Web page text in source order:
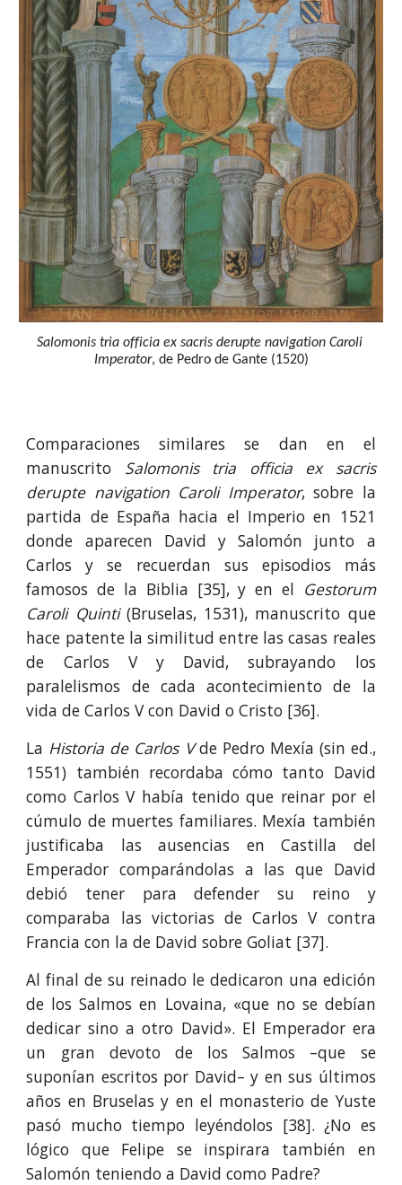
Salomonis tria officia ex sacris derupte navigation Caroli
Imperator, de Pedro de Gante (1520)
Comparaciones similares se dan en el
manuscrito Salomonis tria officia ex sacris
derupte navigation Caroli Imperator, sobre la
partida de España hacia el Imperio en 1521
donde aparecen David y Salomón junto a
Carlos y se recuerdan sus episodios más
famosos de la Biblia [35], y en el Gestorum
Caroli Quinti (Bruselas, 1531), manuscrito que
hace patente la similitud entre las casas reales
de Carlos V y David, subrayando los
paralelismos de cada acontecimiento de la
vida de Carlos V con David o Cristo [36].
La Historia de Carlos Vde Pedro Mexía (sin ed.,
1551) también recordaba cómo tanto David
como Carlos V había tenido que reinar por el
cúmulo de muertes familiares. Mexía también
justificaba las ausencias en Castilla del
Emperador comparándolas a las que David
debió tener para defender su reino y
comparaba las victorias de Carlos V contra
Francia con la de David sobre Goliat [37].
Al final de su reinado le dedicaron una edición
de los Salmos en Lovaina, «que no se debían
dedicar sino a otro David». El Emperador era
un gran devoto de los Salmos –que se
suponían escritos por David– y en sus últimos
años en Bruselas y en el monasterio de Yuste
pasó mucho tiempo leyéndolos [38]. ¿No es
lógico que Felipe se inspirara también en
Salomón teniendo a David como Padre?